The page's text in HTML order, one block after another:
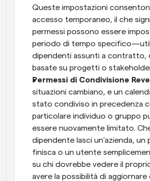
Queste impostazioni
accesso temporaneo, il che
permessi possono essere
periodo di tempo
dipendenti assunti a contratto,
basate su progetti o
Permessi di Condivisione
situazioni cambiano, e un
stato condiviso in precedenza
particolare individuo o gruppo
essere nuovamente limitato.
dipendente lasci un'azienda, un
finisca o un utente
su chi dovrebbe vedere il
avere la possibilità di